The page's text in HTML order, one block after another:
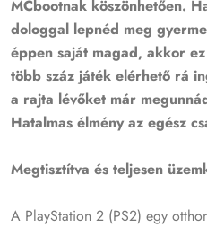
MCbootnak köszönhetően.
dologgal lepnéd meg
éppen saját magad, akkor
több száz játék elérhető rá
a rajta lévőket már
Hatalmas élmény az egész
Megtisztítva és teljesen
A PlayStation 2 (PS2) egy